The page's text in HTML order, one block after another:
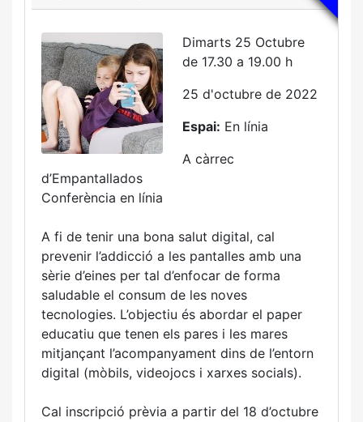
Dimarts 25 Octubre
de 17.30 a 19.00 h
25 d'octubre de 2022
Espai: En línia
A càrrec
d’Empantallados
Conferència en línia
A fi de tenir una bona salut digital, cal
prevenir l’addicció a les pantalles amb una
sèrie d’eines per tal d’enfocar de forma
saludable el consum de les noves
tecnologies. L’objectiu és abordar el paper
educatiu que tenen els pares i les mares
mitjançant l’acompanyament dins de l’entorn
digital (mòbils, videojocs i xarxes socials).
Cal inscripció prèvia a partir del 18 d’octubre